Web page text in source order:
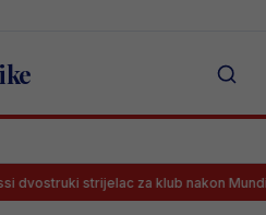
strijelac za klub nakon Mundijala